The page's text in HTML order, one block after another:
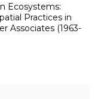
Ecosystems:
Practices in
Associates (1963-